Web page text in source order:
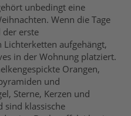
unbedingt eine
Wenn die Tage
erste
aufgehängt,
in der Wohnung platziert.
Orangen,
und
Sterne, Kerzen und
sind klassische